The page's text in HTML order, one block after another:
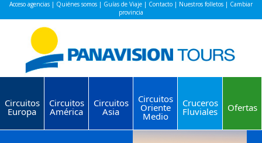
Acceso agencias | Quiénes somos | Guías de Viaje | Contacto | Nuestros folletos | Cambiar
provincia
Circuitos
Europa
Circuitos
América
Circuitos
Asia
Circuitos
Oriente
Medio
Cruceros
Fluviales Ofertas